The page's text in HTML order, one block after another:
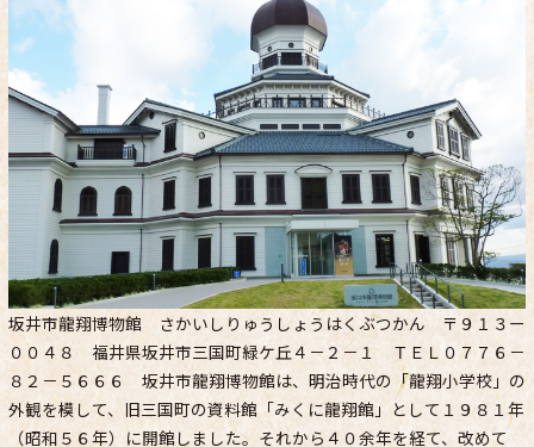
坂井市龍翔博物館 さかいしりゅうしょうはくぶつかん 〒９１３ー
００４８ 福井県坂井市三国町緑ケ丘４－２－１ ＴＥＬ０７７６－
８２－５６６６ 坂井市龍翔博物館は、明治時代の「龍翔小学校」の
外観を模して、旧三国町の資料館「みくに龍翔館」として１９８１年
（昭和５６年）に開館しました。それから４０余年を経て、改めて